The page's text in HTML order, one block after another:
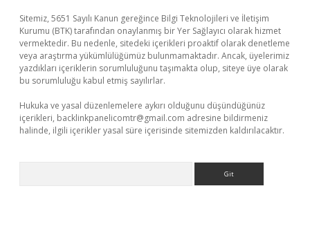
Sitemiz, 5651 Sayılı Kanun gereğince Bilgi Teknolojileri ve İletişim
Kurumu (BTK) tarafından onaylanmış bir Yer Sağlayıcı olarak hizmet
vermektedir. Bu nedenle, sitedeki içerikleri proaktif olarak denetleme
veya araştırma yükümlülüğümüz bulunmamaktadır. Ancak, üyelerimiz
yazdıkları içeriklerin sorumluluğunu taşımakta olup, siteye üye olarak
bu sorumluluğu kabul etmiş sayılırlar.
Hukuka ve yasal düzenlemelere aykırı olduğunu düşündüğünüz
içerikleri, backlinkpanelicomtr@gmail.com adresine bildirmeniz
halinde, ilgili içerikler yasal süre içerisinde sitemizden kaldırılacaktır.